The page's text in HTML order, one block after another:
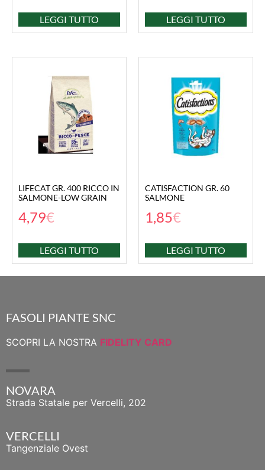
LEGGI TUTTO LEGGI TUTTO
LIFECAT GR. 400 RICCO IN
SALMONE-LOW GRAIN
4,79€
LEGGI TUTTO
CATISFACTION GR. 60
SALMONE
1,85€
LEGGI TUTTO
FASOLI PIANTE SNC
SCOPRI LA NOSTRA FIDELITY CARD
NOVARA
Strada Statale per Vercelli, 202
VERCELLI
Tangenziale Ovest